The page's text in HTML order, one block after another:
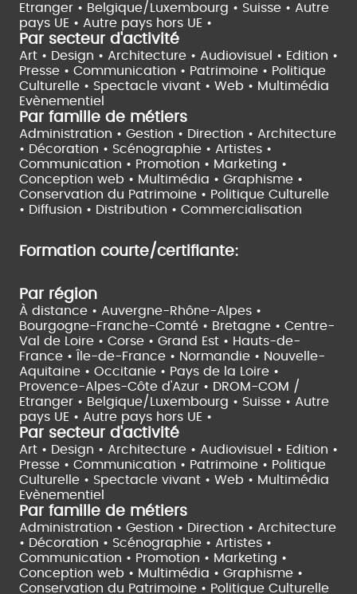
Etranger • Belgique/Luxembourg • Suisse • Autre
pays UE • Autre pays hors UE •
Par secteur d'activité
Art • Design • Architecture • Audiovisuel • Edition •
Presse • Communication • Patrimoine • Politique
Culturelle • Spectacle vivant • Web • Multimédia
Evènementiel
Par famille de métiers
Administration • Gestion • Direction • Architecture
• Décoration • Scénographie • Artistes •
Communication • Promotion • Marketing •
Conception web • Multimédia • Graphisme •
Conservation du Patrimoine • Politique Culturelle
• Diffusion • Distribution • Commercialisation
Formation courte/certifiante:
Par région
À distance • Auvergne-Rhône-Alpes •
Bourgogne-Franche-Comté • Bretagne • Centre-
Val de Loire • Corse • Grand Est • Hauts-de-
France •
Île-de-France • Normandie • Nouvelle-
Aquitaine • Occitanie • Pays de la Loire •
Provence-Alpes-Côte d'Azur • DROM-COM /
Etranger • Belgique/Luxembourg • Suisse • Autre
pays UE • Autre pays hors UE •
Par secteur d'activité
Art • Design • Architecture • Audiovisuel • Edition •
Presse • Communication • Patrimoine • Politique
Culturelle • Spectacle vivant • Web • Multimédia
Evènementiel
Par famille de métiers
Administration • Gestion • Direction • Architecture
• Décoration • Scénographie • Artistes •
Communication • Promotion • Marketing •
Conception web • Multimédia • Graphisme •
Conservation du Patrimoine • Politique Culturelle